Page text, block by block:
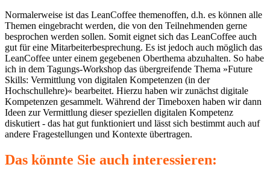
Normalerweise ist das LeanCoffee themenoffen, d.h. es können alle
Themen eingebracht werden, die von den Teilnehmenden gerne
besprochen werden sollen. Somit eignet sich das LeanCoffee auch
gut für eine Mitarbeiterbesprechung. Es ist jedoch auch möglich das
LeanCoffee unter einem gegebenen Oberthema abzuhalten. So habe
ich in dem Tagungs-Workshop das übergreifende Thema »Future
Skills: Vermittlung von digitalen Kompetenzen (in der
Hochschullehre)« bearbeitet. Hierzu haben wir zunächst digitale
Kompetenzen gesammelt. Während der Timeboxen haben wir dann
Ideen zur Vermittlung dieser speziellen digitalen Kompetenz
diskutiert - das hat gut funktioniert und lässt sich bestimmt auch auf
andere Fragestellungen und Kontexte übertragen.
Das könnte Sie auch interessieren: